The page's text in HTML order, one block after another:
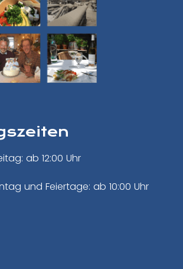
ab 12:00 Uhr
und Feiertage: ab 10:00 Uhr